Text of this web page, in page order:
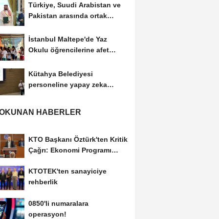
Türkiye, Suudi Arabistan ve
Pakistan arasında ortak
İstanbul Maltepe'de Yaz
Okulu öğrencilerine afet
Kütahya Belediyesi
personeline yapay zeka
HABERLER
KTO Başkanı Öztürk'ten Kritik
Çağrı: Ekonomi Programı
KTOTEK'ten sanayiciye
rehberlik
0850'li numaralara
operasyon!